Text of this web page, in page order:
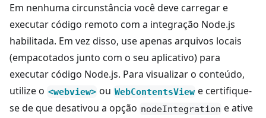
Em nenhuma circunstância você deve carregar e
executar código remoto com a integração Node.js
habilitada. Em vez disso, use apenas arquivos locais
(empacotados junto com o seu aplicativo) para
executar código Node.js. Para visualizar o conteúdo,
utilize o <webview> ou WebContentsView e certifique-
se de que desativou a opção nodeIntegration e ative